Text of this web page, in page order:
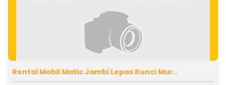
Rental Mobil Matic Jambi Lepas Kunci Mur..